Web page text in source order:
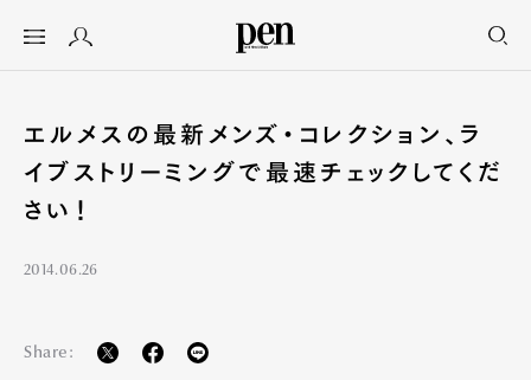
エルメスの最新メンズ・コレクション、ラ
イブストリーミングで最速チェックしてくだ
さい！
2014.06.26
Share: